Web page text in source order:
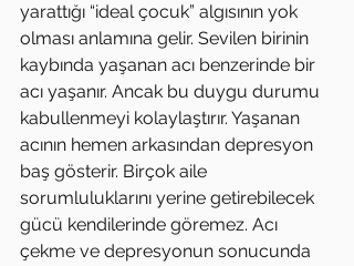
yarattığı “ideal çocuk” algısının yok
olması anlamına gelir. Sevilen birinin
kaybında yaşanan acı benzerinde bir
acı yaşanır. Ancak bu duygu durumu
kabullenmeyi kolaylaştırır. Yaşanan
acının hemen arkasından depresyon
baş gösterir. Birçok aile
sorumluluklarını yerine getirebilecek
gücü kendilerinde göremez. Acı
çekme ve depresyonun sonucunda